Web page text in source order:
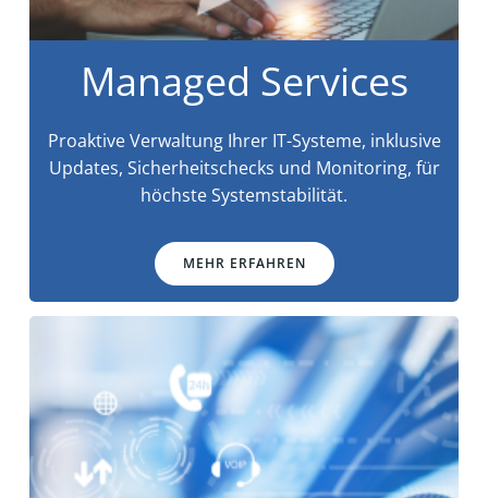
Managed Services
Proaktive Verwaltung Ihrer IT-Systeme, inklusive
Updates, Sicherheitschecks und Monitoring, für
höchste Systemstabilität.
MEHR ERFAHREN